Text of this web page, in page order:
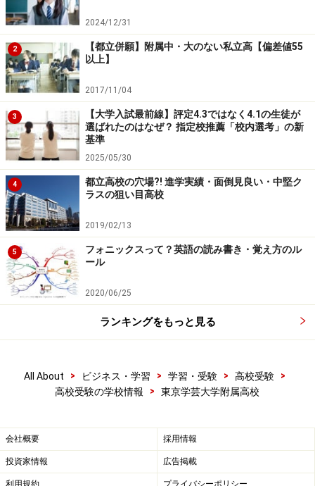
2024/12/31
2
【都立併願】附属中・大のない私立高【偏差値55
以上】
2017/11/04
3
【大学入試最前線】評定4.3ではなく4.1の生徒が
選ばれたのはなぜ？ 指定校推薦「校内選考」の新
基準
2025/05/30
4
都立高校の穴場?! 進学実績・面倒見良い・中堅ク
ラスの狙い目高校
2019/02/13
5
フォニックスって？英語の読み書き・覚え方のル
ール
2020/06/25
ランキングをもっと見る
All About > ビジネス・学習 > 学習・受験 > 高校受験
>
高校受験の学校情報
> 東京学芸大学附属高校
会社概要 採用情報
投資家情報 広告掲載